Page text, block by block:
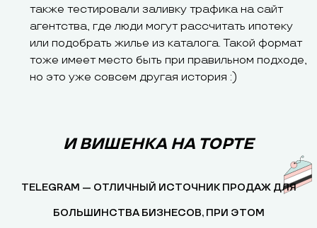
также тестировали заливку трафика на сайт
агентства, где люди могут рассчитать ипотеку
или подобрать жилье из каталога. Такой формат
тоже имеет место быть при правильном подходе,
но это уже совсем другая история :)
И ВИШЕНКА НА ТОРТЕ
TELEGRAM — ОТЛИЧНЫЙ ИСТОЧНИК ПРОДАЖ ДЛЯ
БОЛЬШИНСТВА БИЗНЕСОВ, ПРИ ЭТОМ